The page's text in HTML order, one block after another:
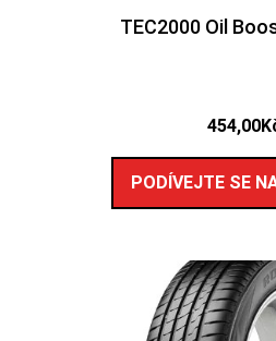
TEC2000 Oil
454,00
PODÍVEJTE SE